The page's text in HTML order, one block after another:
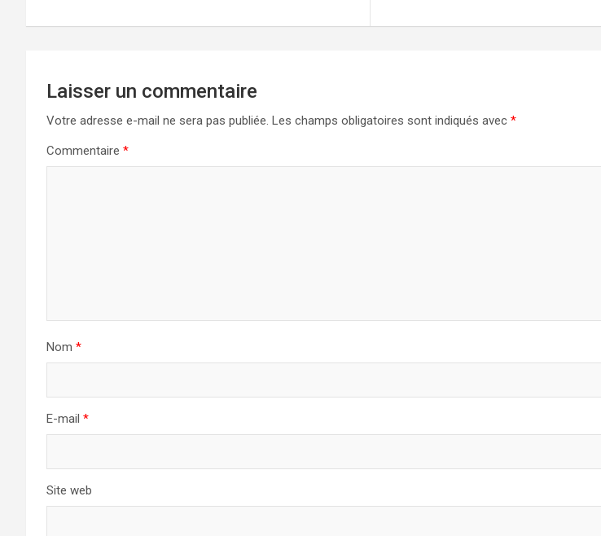
l’article
Laisser un commentaire
Votre adresse e-mail ne sera pas publiée. Les champs obligatoires sont indiqués avec *
Commentaire *
Nom *
E-mail *
Site web